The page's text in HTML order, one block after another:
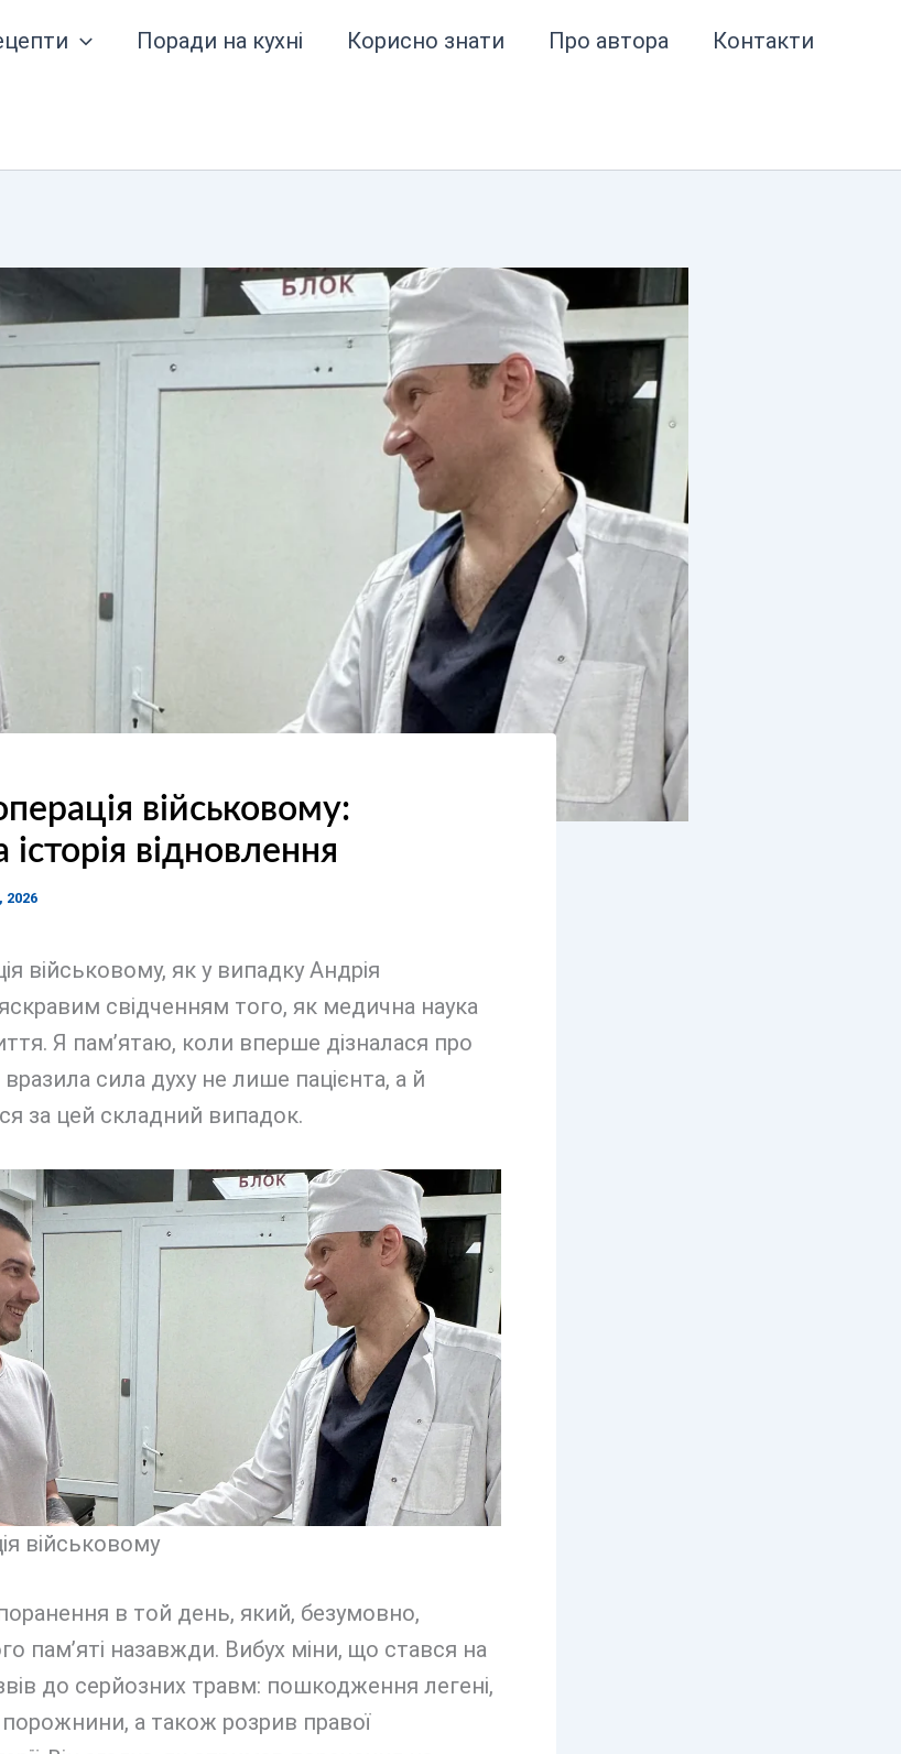
Поради на кухні Корисно знати Про автора Контакти
військовому:
відновлення
2026
військовому, як у випадку Андрія
свідченням того, як медична наука
Я пам’ятаю, коли вперше дізналася про
сила духу не лише пацієнта, а й
за цей складний випадок.
військовому
в той день, який, безумовно,
пам’яті назавжди. Вибух міни, що стався на
до серйозних травм: пошкодження легені,
порожнини, а також розрив правої